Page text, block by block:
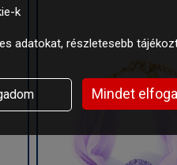
k
adatokat, részletesebb
Mindet